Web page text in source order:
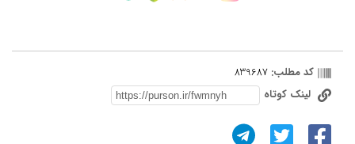
کد مطلب: 839687
لینک کوتاه